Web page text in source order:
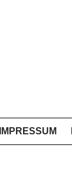
IMPRESSUM